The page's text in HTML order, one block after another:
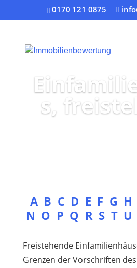
0170 121 0875
s,
A B C D E F G H
N O P Q R S T U
Freistehende
Grenzen der Vorschriften